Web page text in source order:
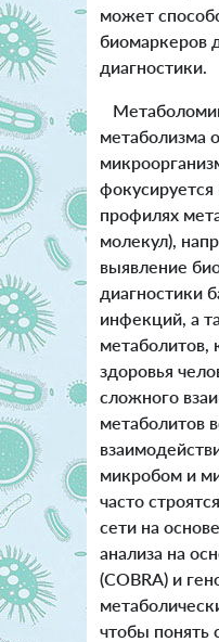
может
биомаркеров
диагностики.
метаболизма
фокусируется
профилях
молекул),
выявление
диагностики
инфекций, а
метаболитов,
здоровья
сложного
метаболитов
микробом и
часто
сети на
анализа на
(COBRA) и
чтобы понять